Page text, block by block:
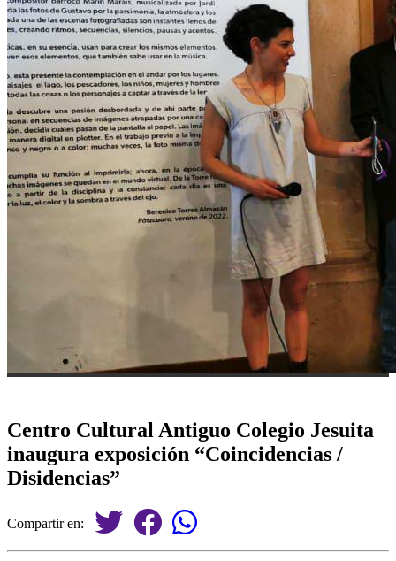
Centro Cultural Antiguo Colegio Jesuita
inaugura exposición “Coincidencias /
Disidencias”
Compartir en: